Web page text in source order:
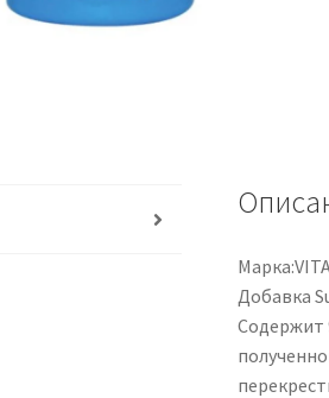
Добавка
Содержит